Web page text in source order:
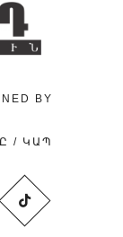
BY
/ ԿԱՊ